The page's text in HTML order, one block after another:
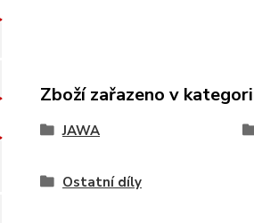
Zboží zařazeno v
JAWA
Ostatní díly